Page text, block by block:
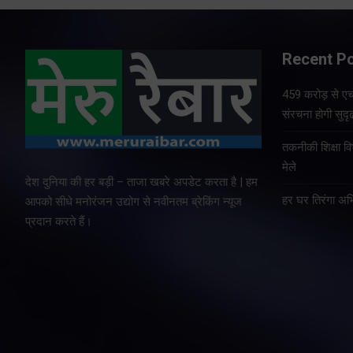
देश दुनिया की हर बड़ी – ताजा खबरे अपडेट करता है | हम
आपको सीधे मनोरंजन उद्योग से नवीनतम ब्रेकिंग न्यूज
प्रदान करते हैं।
Recent
459 करोड़ से
संरचना होगी
तकनीकी शिक्षा
मेले
हर घर तिरंगा